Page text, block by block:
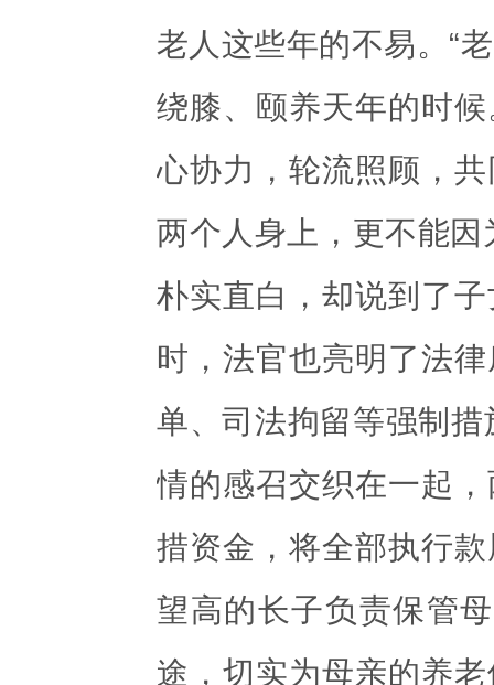
老人这些年的不易。“
绕膝、颐养天年的时
心协力，轮流照顾，
两个人身上，更不能因
朴实直白，却说到了
时，法官也亮明了法
单、司法拘留等强制
情的感召交织在一起
措资金，将全部执行
望高的长子负责保管
途，切实为母亲的养